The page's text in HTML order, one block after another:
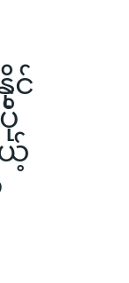
င်
ယ့်